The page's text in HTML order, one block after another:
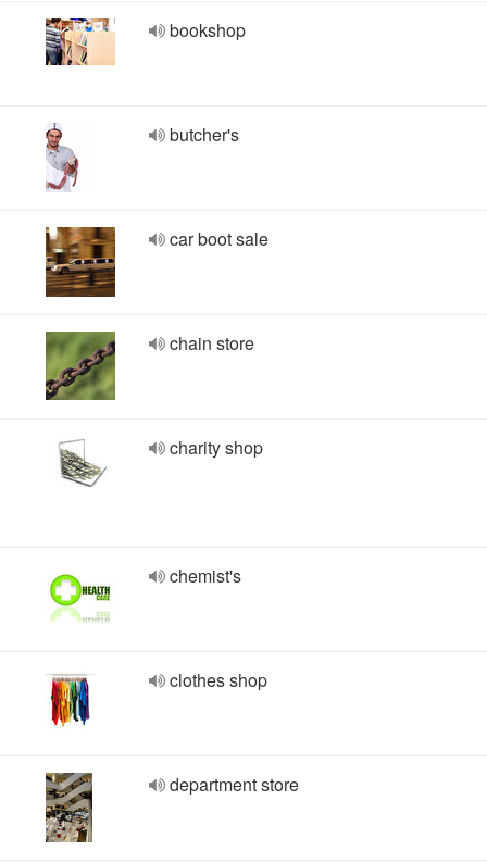
bookshop
butcher's
car boot sale
chain store
charity shop
chemist's
clothes shop
department store